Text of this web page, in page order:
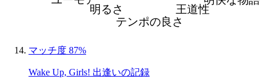
王道性
テンポの良さ
明るさ
マッチ度 87%
Wake Up, Girls! 出逢いの記録